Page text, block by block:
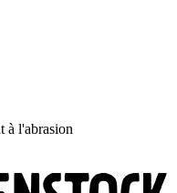
à l'abrasion